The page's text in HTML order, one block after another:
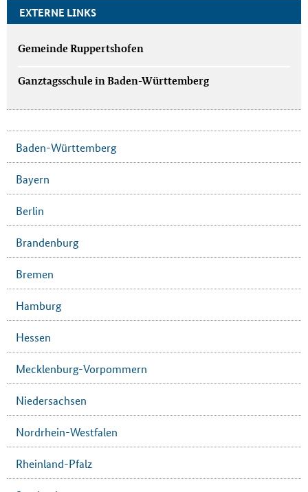
EXTERNE LINKS
Gemeinde Ruppertshofen
Ganztagsschule in Baden-Württemberg
Baden-Württemberg
Bayern
Berlin
Brandenburg
Bremen
Hamburg
Hessen
Mecklenburg-Vorpommern
Niedersachsen
Nordrhein-Westfalen
Rheinland-Pfalz